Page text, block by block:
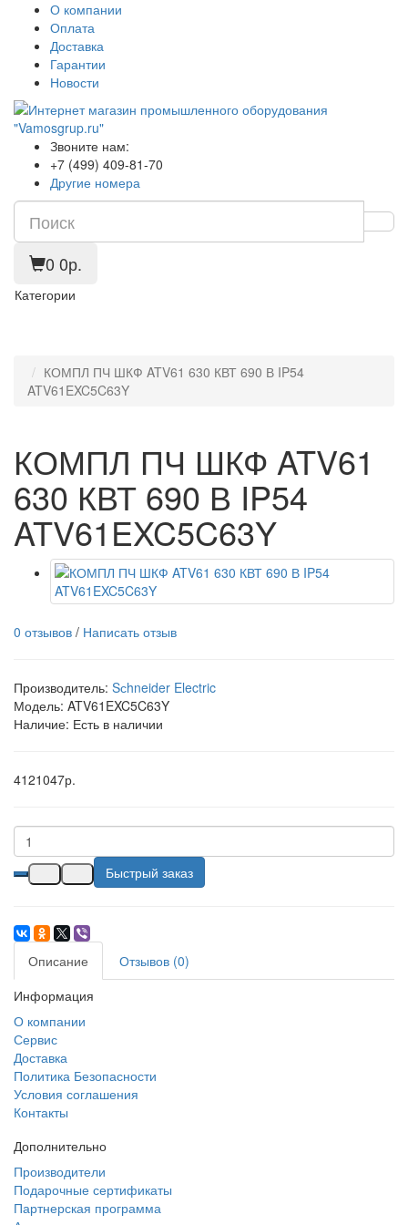
О компании
Оплата
Доставка
Гарантии
Новости
Звоните нам:
+7 (499) 409-81-70
Другие номера
0 0р.
Категории
КОМПЛ ПЧ ШКФ ATV61 630 КВТ 690 В IP54
ATV61EXC5C63Y
КОМПЛ ПЧ ШКФ ATV61
630 КВТ 690 В IP54
ATV61EXC5C63Y
0 отзывов / Написать отзыв
Производитель: Sсhneider Electric
Модель: ATV61EXC5C63Y
Наличие: Есть в наличии
4121047р.
Быстрый заказ
Описание
Отзывов (0)
Информация
О компании
Сервис
Доставка
Политика Безопасности
Условия соглашения
Контакты
Дополнительно
Производители
Подарочные сертификаты
Партнерская программа